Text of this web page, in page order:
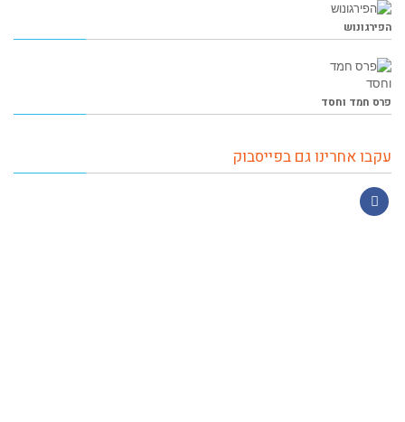
הפירגונוש
פרס חמד וחסד
עקבו אחרינו גם בפייסבוק